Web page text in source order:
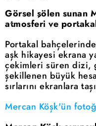
Görsel şölen sunan
atmosferi ve
Portakal
aşk hikayesi ekrana
çekimleri süren dizi,
şekillenen büyük
sırlarını ekranlara
Mercan Köşk'ün